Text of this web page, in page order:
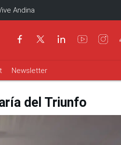
Andina
Newsletter
del Triunfo